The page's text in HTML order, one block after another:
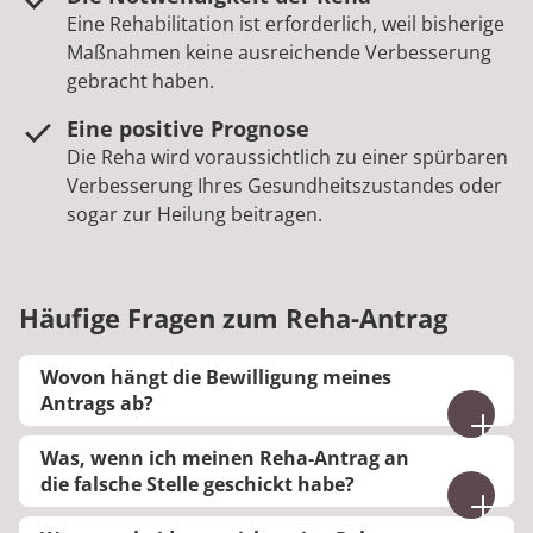
Eine Rehabilitation ist erforderlich, weil bisherige
Maßnahmen keine ausreichende Verbesserung
gebracht haben.
Eine positive Prognose
Die Reha wird voraussichtlich zu einer spürbaren
Verbesserung Ihres Gesundheitszustandes oder
sogar zur Heilung beitragen.
Häufige Fragen zum Reha-Antrag
Wovon hängt die Bewilligung meines
Antrags ab?
Grundsätzlich haben Sie Anspruch auf eine
Rehabilitation, wenn diese medizinisch notwendig
ist. Damit Ihr Antrag bewilligt wird, sollte also in
den Unterlagen betont werden, dass ein Reha-
Was, wenn ich meinen Reha-Antrag an
die falsche Stelle geschickt habe?
Wenn der Versicherungsträger, an welchen Sie